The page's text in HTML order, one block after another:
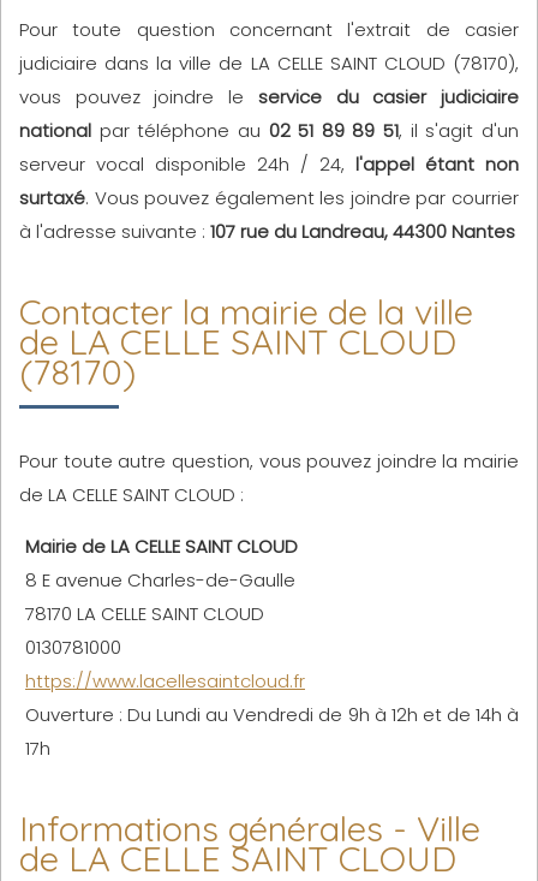
Pour toute question concernant l'extrait de casier
judiciaire dans la ville de LA CELLE SAINT CLOUD (78170),
vous pouvez joindre le service du casier judiciaire
national par téléphone au 02 51 89 89 51, il s'agit d'un
serveur vocal disponible 24h / 24, l'appel étant non
surtaxé. Vous pouvez également les joindre par courrier
à l'adresse suivante : 107 rue du Landreau, 44300 Nantes
Contacter la mairie de la ville
de LA CELLE SAINT CLOUD
(78170)
Pour toute autre question, vous pouvez joindre la mairie
de LA CELLE SAINT CLOUD :
Mairie de LA CELLE SAINT CLOUD
8 E avenue Charles-de-Gaulle
78170 LA CELLE SAINT CLOUD
0130781000
https://www.lacellesaintcloud.fr
Ouverture : Du Lundi au Vendredi de 9h à 12h et de 14h à
17h
Informations générales - Ville
de LA CELLE SAINT CLOUD